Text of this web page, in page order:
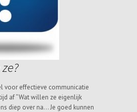
voor effectieve communicatie
af “Wat willen ze eigenlijk
diep over na… Je goed kunnen